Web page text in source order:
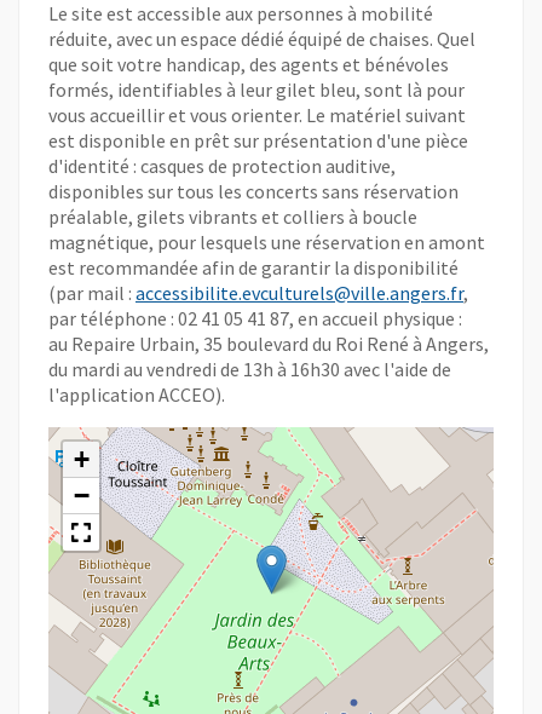
Le site est accessible aux personnes à mobilité
réduite, avec un espace dédié équipé de chaises. Quel
que soit votre handicap, des agents et bénévoles
formés, identifiables à leur gilet bleu, sont là pour
vous accueillir et vous orienter. Le matériel suivant
est disponible en prêt sur présentation d'une pièce
d'identité : casques de protection auditive,
disponibles sur tous les concerts sans réservation
préalable, gilets vibrants et colliers à boucle
magnétique, pour lesquels une réservation en amont
est recommandée afin de garantir la disponibilité
(par mail : accessibilite.evculturels@ville.angers.fr,
par téléphone : 02 41 05 41 87, en accueil physique :
au Repaire Urbain, 35 boulevard du Roi René à Angers,
du mardi au vendredi de 13h à 16h30 avec l'aide de
l'application ACCEO).
+
−